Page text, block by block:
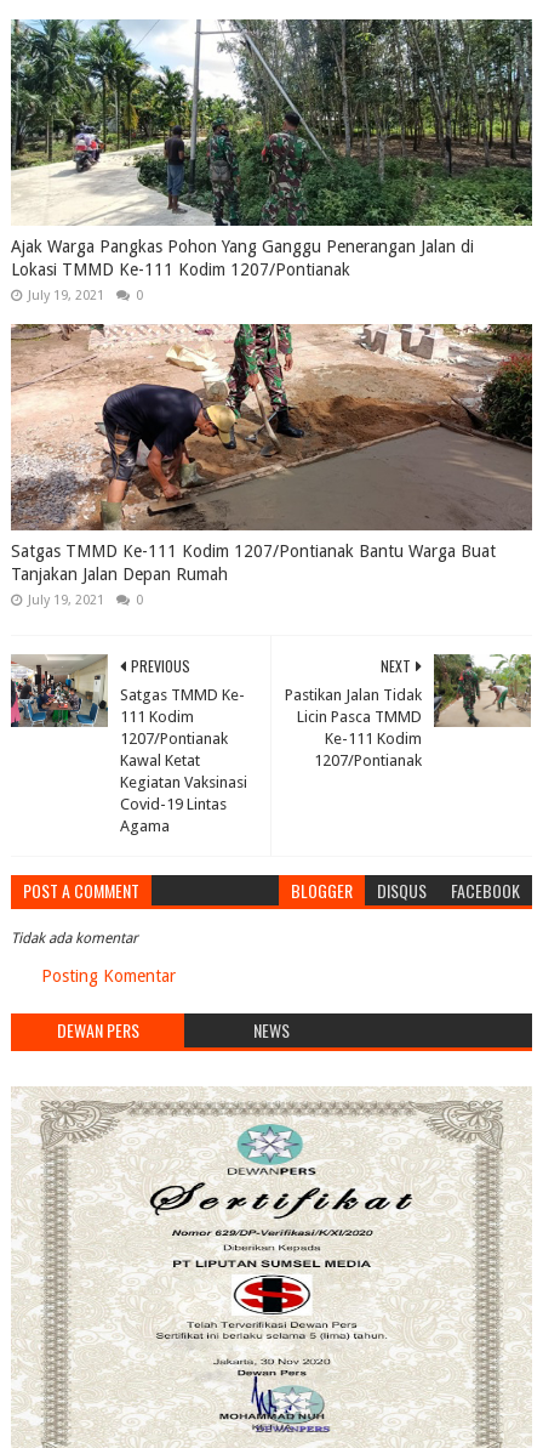
Ajak Warga Pangkas Pohon Yang Ganggu Penerangan Jalan di
Lokasi TMMD Ke-111 Kodim 1207/Pontianak
July 19, 2021 0
Satgas TMMD Ke-111 Kodim 1207/Pontianak Bantu Warga Buat
Tanjakan Jalan Depan Rumah
July 19, 2021 0
NEXT
Pastikan Jalan Tidak
Licin Pasca TMMD
Ke-111 Kodim
1207/Pontianak
PREVIOUS
Satgas TMMD Ke-
111 Kodim
1207/Pontianak
Kawal Ketat
Kegiatan Vaksinasi
Covid-19 Lintas
Agama
POST A COMMENT BLOGGER DISQUS FACEBOOK
Tidak ada komentar
Posting Komentar
DEWAN PERS NEWS